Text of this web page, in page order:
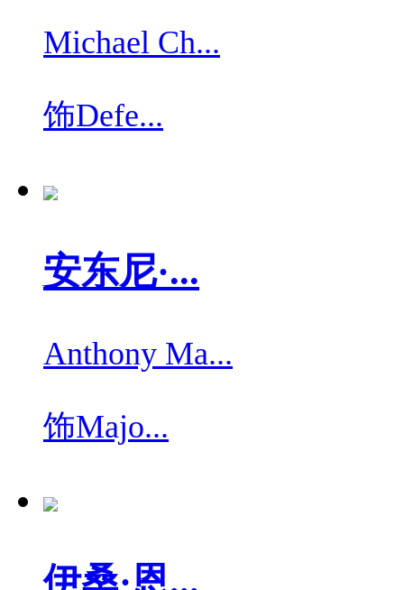
Michael Ch...
饰Defe...
安东尼·...
Anthony Ma...
饰Majo...